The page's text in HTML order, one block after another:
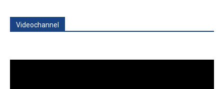
Videochannel